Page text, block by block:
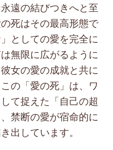
遠の結びつきへと至
死はその最高形態で
としての愛を完全に
無限に広がるように
女の愛の成就と共に
の「愛の死」は、ワ
て捉えた「自己の超
禁断の愛が宿命的に
出しています。